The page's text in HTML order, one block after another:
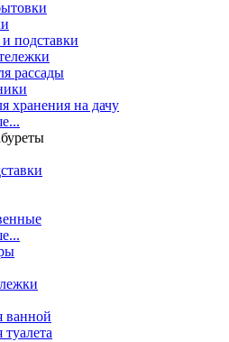
подставки
рассады
хранения на дачу
ванной